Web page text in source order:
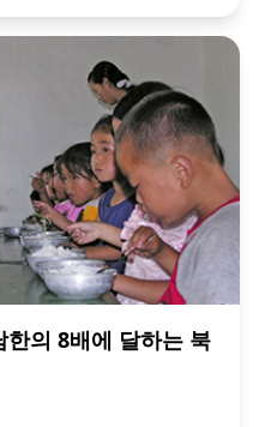
의 8배에 달하는 북